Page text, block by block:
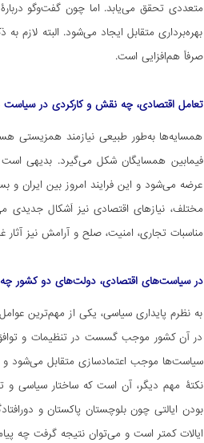
متعددی تحقق می‌یابد. اما چون گفت‌وگو
بهره‌برداری متقابل ایجاد می‌شود. البته لازم
صرفاً هم‌افزایی است.
تعامل اقتصادی، چه نقش و کارکردی در سیاست
همسایه‌ها به‌طور طبیعی نیازمند همزیستی
فیمابین همسایگان شکل می‌گیرد. بدیهی است
عرضه می‌شود و این فرایند امروز بین ایران
مختلف، نیازهای اقتصادی نیز اَشکال جدیدی
مناسبات تجاری، امنیت، صلح و آرامش نیز
در سیاست‌های اقتصادی، دولت‌های دو کشور چه
به نظرم پایداری سیاسی، یکی از مهم‌ترین
در آن کشور موجب گسست در تنظیمات و
سیاست‌ها موجب اعتمادسازی متقابل می‌شود
نکتۀ مهم دیگر، آن است که ساختار سیاسی و
بودن ایالتی چون بلوچستان پاکستان و
ایالات کمتر است و می‌توان نتیجه گرفت چه